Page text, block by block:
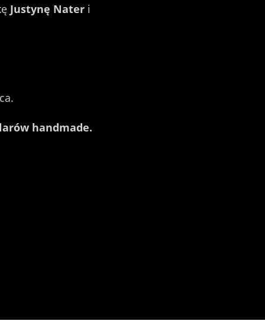
Justynę Nater i
handmade.